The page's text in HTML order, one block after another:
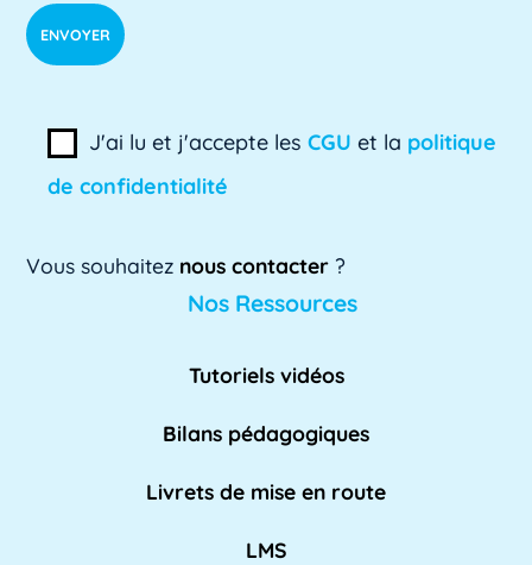
ADSI-ESR est l'acronyme de l'Association
professionnelle des directeurs des systèmes
[...]Lire plus »
nationale pour [...]Lire plus »
non-enseignant qui travaille dans les [...]
J'ai lu et j'accepte lesCGU et la politique
de confidentialité
Vous souhaitez nous contacter ?
Nos Ressources
Tutoriels vidéos
Bilans pédagogiques
Livrets de mise en route
LMS